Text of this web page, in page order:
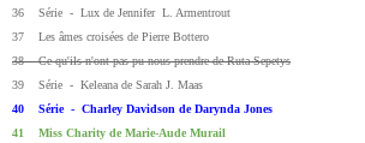
36 Série - Lux de Jennifer L. Armentrout
37 Les âmes croisées de Pierre Bottero
38 Ce qu'ils n'ont pas pu nous prendre de Ruta Sepetys
39 Série - Keleana de Sarah J. Maas
40 Série - Charley Davidson de Darynda Jones
41 Miss Charity de Marie-Aude Murail